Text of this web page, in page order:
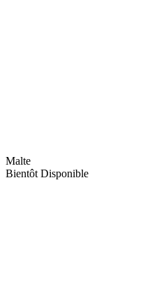
Malte
Bientôt Disponible